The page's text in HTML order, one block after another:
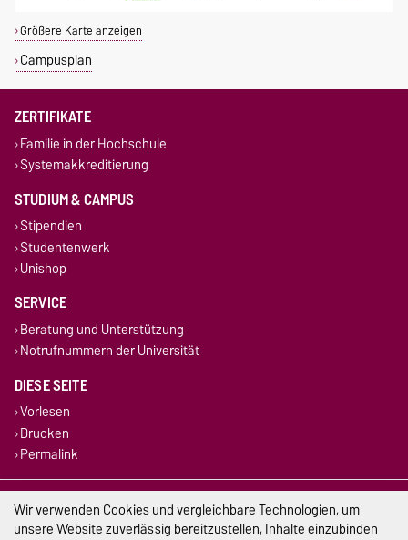
Größere Karte anzeigen
Campusplan
ZERTIFIKATE
Familie in der Hochschule
Systemakkreditierung
STUDIUM & CAMPUS
Stipendien
Studentenwerk
Unishop
SERVICE
Beratung und Unterstützung
Notrufnummern der Universität
DIESE SEITE
Vorlesen
Drucken
Permalink
Impressum
Datenschutz
Wir verwenden Cookies und vergleichbare Technologien, um
unsere Website zuverlässig bereitzustellen, Inhalte einzubinden